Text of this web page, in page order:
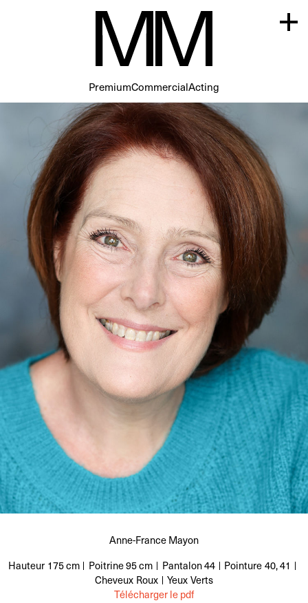
PremiumCommercialActing
Anne-France Mayon
Hauteur 175 cm Poitrine95 cm Pantalon44 Pointure40, 41
Cheveux Roux YeuxVerts
Télécharger le pdf